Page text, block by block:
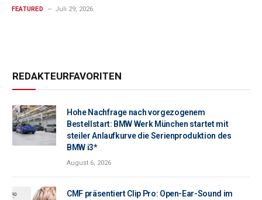
FEATURED Juli 29, 2026
REDAKTEURFAVORITEN
Hohe Nachfrage nach vorgezogenem
Bestellstart: BMW Werk München startet mit
steiler Anlaufkurve die Serienproduktion des
BMW i3*
August 6, 2026
CMF präsentiert Clip Pro: Open-Ear-Sound im